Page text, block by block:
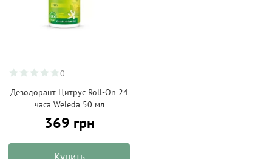
0
Дезодорант Цитрус Roll-On 24
часа Weleda 50 мл
369 грн